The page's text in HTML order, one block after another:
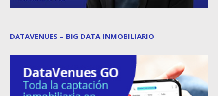
DATAVENUES – BIG DATA INMOBILIARIO